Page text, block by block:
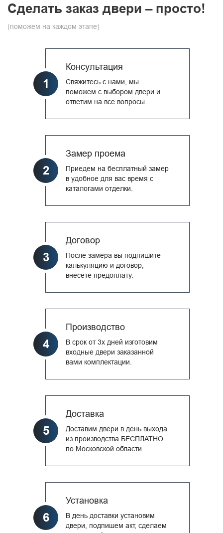
Сделать заказ двери – просто!
(поможем на каждом этапе)
1
Консультация
Свяжитесь с нами, мы
поможем с выбором двери и
ответим на все вопросы.
2
Замер проема
Приедем на бесплатный замер
в удобное для вас время с
каталогами отделки.
3
Договор
После замера вы подпишите
калькуляцию и договор,
внесете предоплату.
4
Производство
В срок от 3х дней изготовим
входные двери заказанной
вами комплектации.
5
Доставка
Доставим двери в день выхода
из производства БЕСПЛАТНО
по Московской области.
6
Установка
В день доставки установим
двери, подпишем акт, сделаем